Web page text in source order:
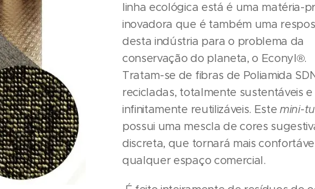
linha ecológica está é uma matéria-
inovadora que é também uma
desta indústria para o problema da
conservação do planeta, o Econyl®.
Tratam-se de fibras de Poliamida
recicladas, totalmente sustentáveis e
infinitamente reutilizáveis. Estemini-
possui uma mescla de cores
discreta, que tornará mais
qualquer espaço comercial.